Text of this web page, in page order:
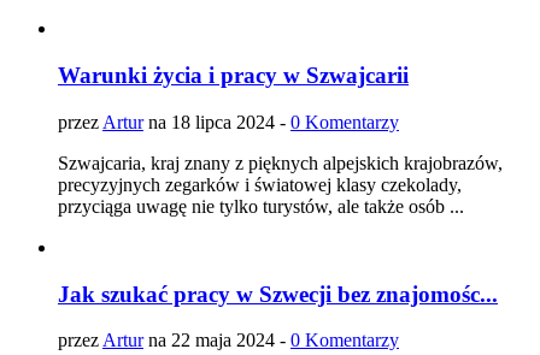
Warunki życia i pracy w Szwajcarii
przez Arturna 18 lipca 2024 - 0 Komentarzy
Szwajcaria, kraj znany z pięknych alpejskich krajobrazów,
precyzyjnych zegarków i światowej klasy czekolady,
przyciąga uwagę nie tylko turystów, ale także osób ...
Jak szukać pracy w Szwecji bez znajomośc...
przez Arturna 22 maja 2024 - 0 Komentarzy